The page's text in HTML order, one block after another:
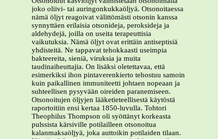
joko oliivi- tai auringonkukkaöljyä. Otsonoitaessa
nämä öljyt reagoivat välittömästi otsonin kanssa
synnyttäen erilaisia otsonideja, peroksideja ja
aldehydejä, joilla on useita terapeuttisia
vaikutuksia. Nämä öljyt ovat erittäin antiseptisiä
yhdisteitä. Ne tappavat tehokkaasti useimpia
bakteereita, sieniä, viruksia ja muita
taudinaiheuttajia. On lisäksi oletettavaa, että
esimerkiksi ihon pintaverenkierto tehostuu samoin
kuin paikallinen immuniteetti johtaen nopeaan ja
suhteellisen pysyvään oireiden paranemiseen.
Otsonoitujen öljyjen lääketieteellisestä käytöstä
raportoitiin ensi kertaa 1850-luvulla. Tohtori
Theophilus Thompson oli syöttänyt korkeasta
pulssista kärsiville potilailleen otsonoitua
kalanmaksaöljyä, joka auttoikin potilaiden tilaan.